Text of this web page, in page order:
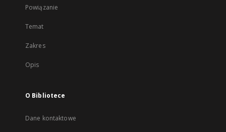
Powiązanie
Temat
Zakres
Opis
O Bibliotece
Dane kontaktowe